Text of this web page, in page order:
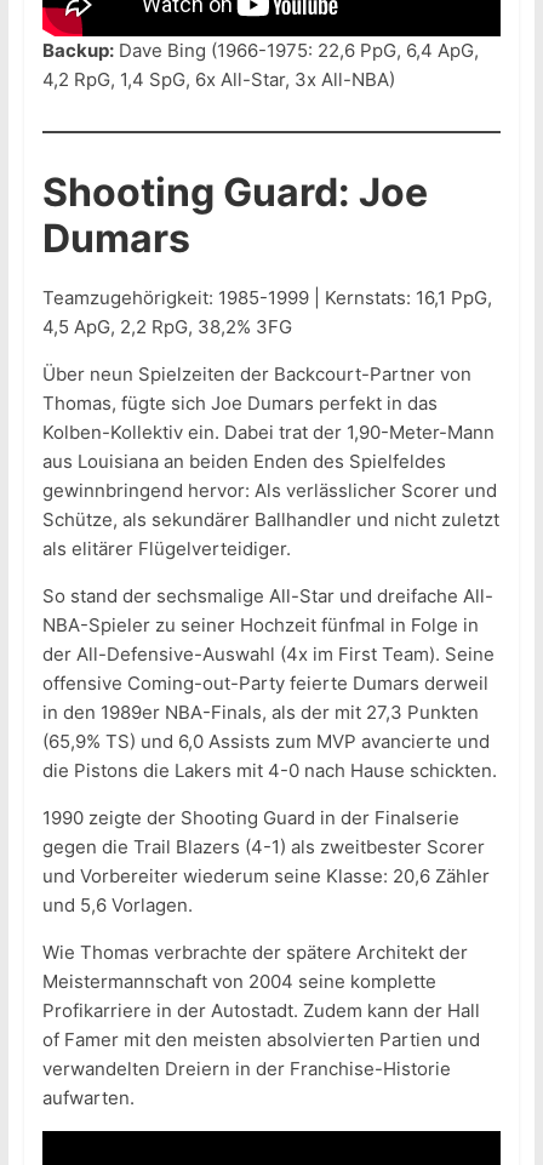
Backup:Dave Bing (1966-1975: 22,6 PpG, 6,4 ApG,
4,2 RpG, 1,4 SpG, 6x All-Star, 3x All-NBA)
Shooting Guard: Joe
Dumars
Teamzugehörigkeit: 1985-1999 | Kernstats: 16,1 PpG,
4,5 ApG, 2,2 RpG, 38,2% 3FG
Über neun Spielzeiten der Backcourt-Partner von
Thomas, fügte sich Joe Dumars perfekt in das
Kolben-Kollektiv ein. Dabei trat der 1,90-Meter-Mann
aus Louisiana an beiden Enden des Spielfeldes
gewinnbringend hervor: Als verlässlicher Scorer und
Schütze, als sekundärer Ballhandler und nicht zuletzt
als elitärer Flügelverteidiger.
So stand der sechsmalige All-Star und dreifache All-
NBA-Spieler zu seiner Hochzeit fünfmal in Folge in
der All-Defensive-Auswahl (4x im First Team). Seine
offensive Coming-out-Party feierte Dumars derweil
in den 1989er NBA-Finals, als der mit 27,3 Punkten
(65,9% TS) und 6,0 Assists zum MVP avancierte und
die Pistons die Lakers mit 4-0 nach Hause schickten.
1990 zeigte der Shooting Guard in der Finalserie
gegen die Trail Blazers (4-1) als zweitbester Scorer
und Vorbereiter wiederum seine Klasse: 20,6 Zähler
und 5,6 Vorlagen.
Wie Thomas verbrachte der spätere Architekt der
Meistermannschaft von 2004 seine komplette
Profikarriere in der Autostadt. Zudem kann der Hall
of Famer mit den meisten absolvierten Partien und
verwandelten Dreiern in der Franchise-Historie
aufwarten.